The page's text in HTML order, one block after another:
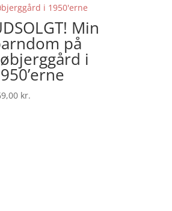
pris
var:
200,00 kr..
pris
er:
150,00 kr..
Min
på
i
kr.